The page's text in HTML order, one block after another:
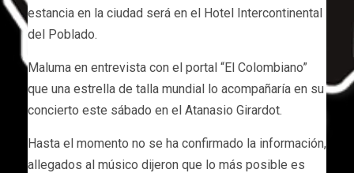
estancia en la ciudad será en el Hotel Intercontinental
del Poblado.
Maluma en entrevista con el portal “El Colombiano”
que una estrella de talla mundial lo acompañaría en su
concierto este sábado en el Atanasio Girardot.
Hasta el momento no se ha confirmado la información,
allegados al músico dijeron que lo más posible es